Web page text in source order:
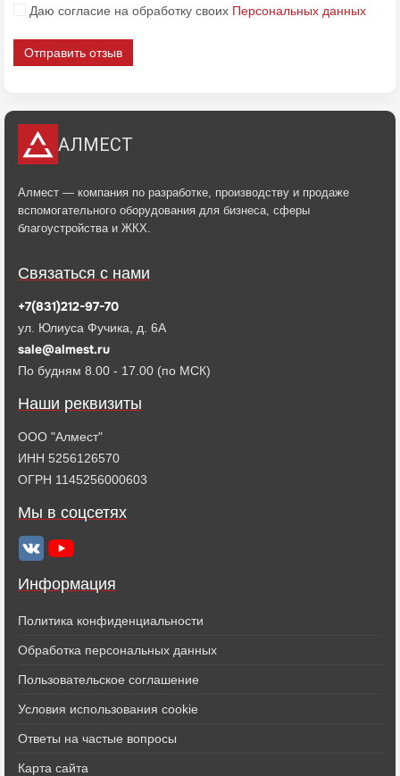
Даю согласие на обработку своих Персональных данных
Отправить отзыв
АЛМЕСТ
Алмест — компания по разработке, производству и продаже
вспомогательного оборудования для бизнеса, сферы
благоустройства и ЖКХ.
Информация
Политика конфиденциальности
Обработка персональных данных
Пользовательское соглашение
Условия использования cookie
Ответы на частые вопросы
Карта сайта
Связаться с нами
+7(831)212-97-70
ул. Юлиуса Фучика, д. 6А
sale@almest.ru
По будням 8.00 - 17.00 (по МСК)
Наши реквизиты
ООО "Алмест"
ИНН 5256126570
ОГРН 1145256000603
Мы в соцсетях